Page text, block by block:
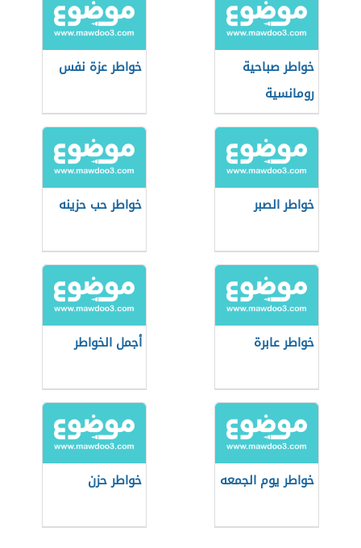
خواطر صباحية
رومانسية
خواطر عزة نفس
خواطر الصبر خواطر حب حزينه
خواطر عابرة أجمل الخواطر
خواطر يوم الجمعه خواطر حزن